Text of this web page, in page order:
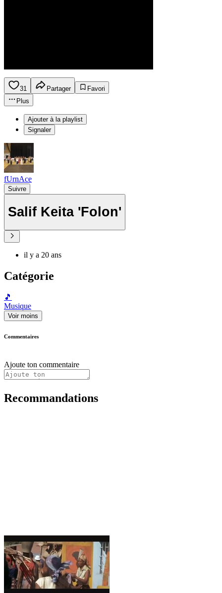
31 Partager
Favori
Plus
Ajouter à la playlist
Signaler
fUrnAce
Suivre
Salif Keita 'Folon'
il y a 20 ans
Catégorie
🎵
Musique
Voir moins
Commentaires
Ajoute ton commentaire
Recommandations